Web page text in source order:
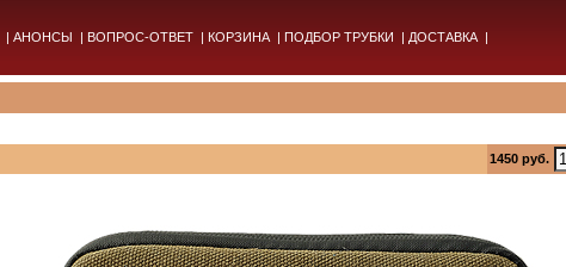
| АНОНСЫ | ВОПРОС-ОТВЕТ | КОРЗИНА | ПОДБОР ТРУБКИ | ДОСТАВКА |
1450 руб.